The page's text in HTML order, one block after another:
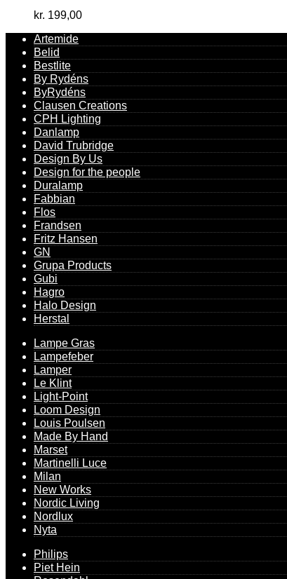
kr. 199,00
Artemide
Belid
Bestlite
By Rydéns
ByRydéns
Clausen Creations
CPH Lighting
Danlamp
David Trubridge
Design By Us
Design for the people
Duralamp
Fabbian
Flos
Frandsen
Fritz Hansen
GN
Grupa Products
Gubi
Hagro
Halo Design
Herstal
Lampe Gras
Lampefeber
Lamper
Le Klint
Light-Point
Loom Design
Louis Poulsen
Made By Hand
Marset
Martinelli Luce
Milan
New Works
Nordic Living
Nordlux
Nyta
Philips
Piet Hein